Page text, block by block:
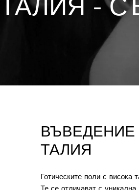
ВЪВЕДЕНИЕ
ТАЛИЯ
Готическите поли с висока